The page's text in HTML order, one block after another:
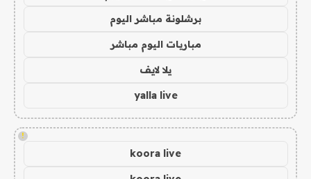
برشلونة مباشر اليوم
مباريات اليوم مباشر
يلا لايف
yalla live
!
koora live